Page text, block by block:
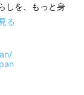
しを、もっと身
る